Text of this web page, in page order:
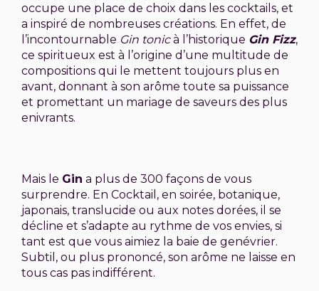
occupe une place de choix dans les cocktails, et
a inspiré de nombreuses créations. En effet, de
l’incontournable Gin tonicà l’historique Gin Fizz,
ce spiritueux est à l’origine d’une multitude de
compositions qui le mettent toujours plus en
avant, donnant à son arôme toute sa puissance
et promettant un mariage de saveurs des plus
enivrants.
Mais le Gin a plus de 300 façons de vous
surprendre. En Cocktail, en soirée, botanique,
japonais, translucide ou aux notes dorées, il se
décline et s’adapte au rythme de vos envies, si
tant est que vous aimiez la baie de genévrier.
Subtil, ou plus prononcé, son arôme ne laisse en
tous cas pas indifférent.